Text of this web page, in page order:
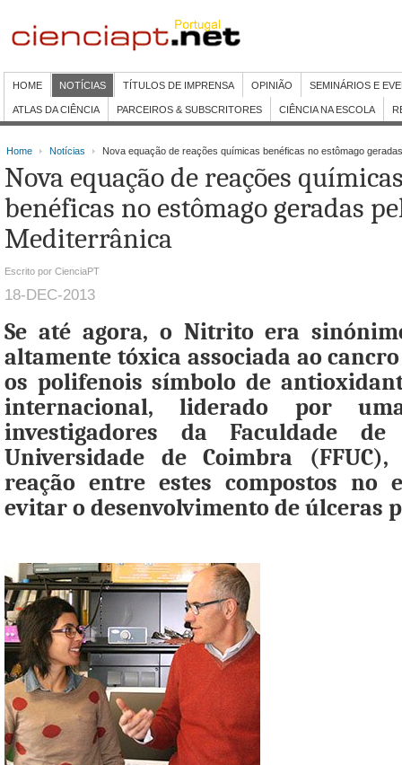
HOME NOTÍCIAS TÍTULOS DE IMPRENSA OPINIÃO SEMINÁRIOS E
ATLAS DA CIÊNCIA PARCEIROS & SUBSCRITORES CIÊNCIA NA ESCOLA
Home Notícias Nova equação de reações químicas benéficas no estômago
Nova equação de reações
benéficas no estômago geradas
Mediterrânica
Escrito por CienciaPT
18-DEC-2013
Se até agora, o Nitrito era
altamente tóxica associada ao
os polifenois símbolo de
internacional, liderado por
investigadores da Faculdade
Universidade de Coimbra
reação entre estes compostos no
evitar o desenvolvimento de úlceras